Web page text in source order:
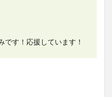
です！応援しています！